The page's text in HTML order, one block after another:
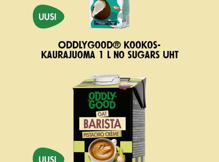
Oddlygood® kookos-
kau­rajuoma 1 l no sugars UHT